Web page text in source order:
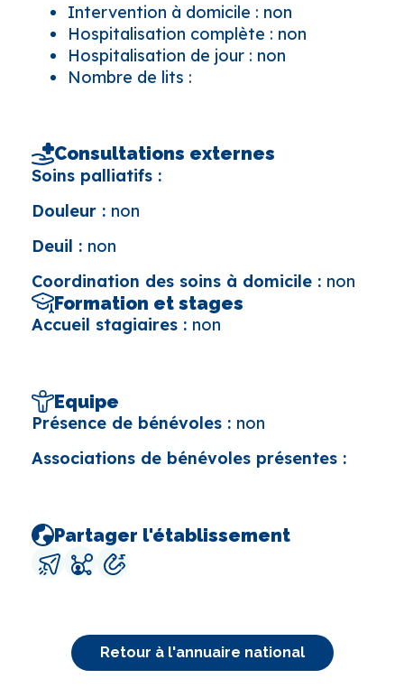
Intervention à domicile : non
Hospitalisation complète : non
Hospitalisation de jour : non
Nombre de lits :
Consultations externes
Soins palliatifs :
Douleur : non
Deuil : non
Coordination des soins à domicile : non
Formation et stages
Accueil stagiaires : non
Equipe
Présence de bénévoles : non
Associations de bénévoles présentes :
Partager l'établissement
Retour à l'annuaire national